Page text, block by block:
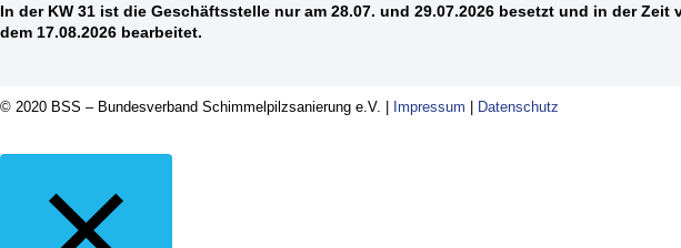
In der KW 31 ist die Geschäftsstelle nur am 28.07. und 29.07.2026 besetzt und in der
dem 17.08.2026 bearbeitet.
© 2020 BSS – Bundesverband Schimmelpilzsanierung e.V. | Impressum | Datenschutz